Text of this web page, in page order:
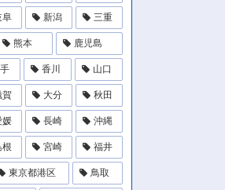
阜 新潟 三重
熊本 鹿児島
香川 山口
賀 大分 秋田
媛 長崎 沖縄
根 宮崎 福井
東京都港区 鳥取